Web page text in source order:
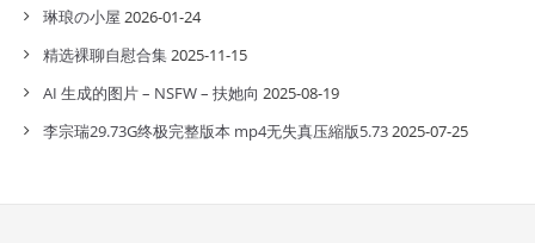
琳琅の小屋 2026-01-24
精选裸聊自慰合集2025-11-15
AI 生成的图片 – NSFW – 扶她向 2025-08-19
李宗瑞29.73G终极完整版本 mp4无失真压縮版5.732025-07-25